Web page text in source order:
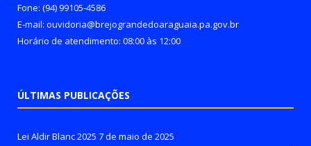
Fone: (94) 99105-4586
E-mail: ouvidoria@brejograndedoaraguaia.pa.gov.br
Horário de atendimento: 08:00 às 12:00
ÚLTIMAS PUBLICAÇÕES
Lei Aldir Blanc 2025 7 de maio de 2025